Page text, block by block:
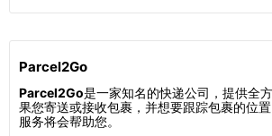
Parcel2Go
Parcel2Go是一家知名的快递公司，提供全
果您寄送或接收包裹，并想要跟踪包裹的位
服务将会帮助您。